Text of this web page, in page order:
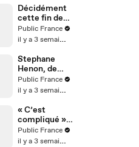
Karim
Sebbouh,
Richard
Orlinski dit
tout au Public
Décidément
cette fin de
Coupe du
Monde est
Public France
il y a 3 semaines
Stephane
Henon, de
Plus belle la
vie, n'est pas
Public France
il y a 3 semaines
« C’est
compliqué » :
Fidji et Anas
réagissent aux
Public France
il y a 3 semaines